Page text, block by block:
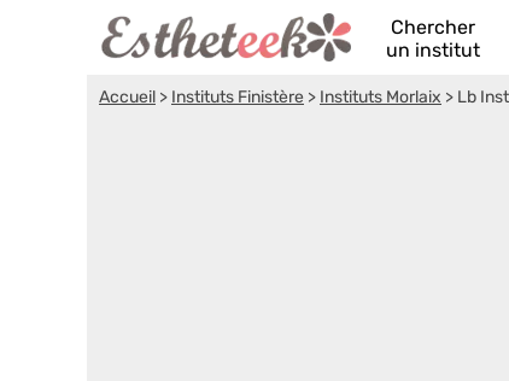
Chercher
un institut
Accueil > Instituts Finistère > Instituts Morlaix > Lb